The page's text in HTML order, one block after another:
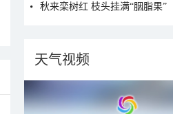
秋来栾树红 枝头挂满“胭脂果”
天气视频